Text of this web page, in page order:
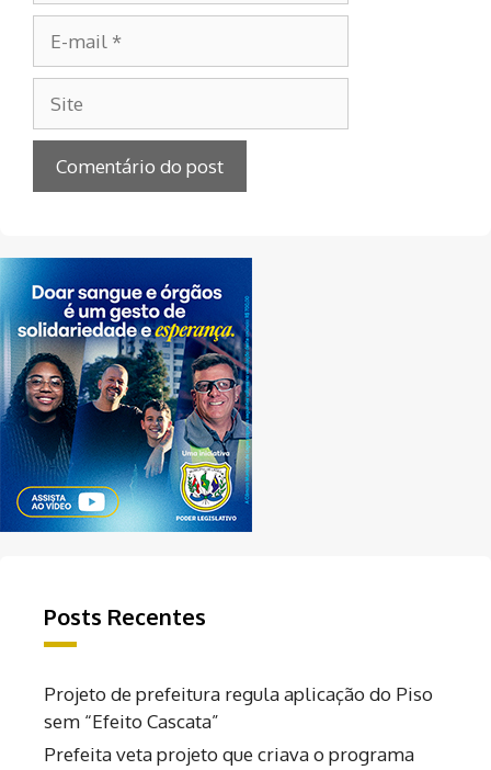
mail
Posts Recentes
Projeto de prefeitura regula aplicação do Piso
sem “Efeito Cascata”
Prefeita veta projeto que criava o programa